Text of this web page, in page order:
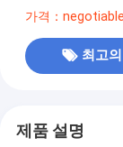
가격：negotiable
최고
제품 설명